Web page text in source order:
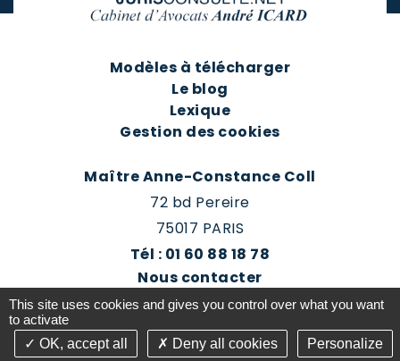
Modèles à télécharger
Le blog
Lexique
Gestion des cookies
Maître Anne-Constance Coll
72 bd Pereire
75017 PARIS
Tél : 01 60 88 18 78
Nous contacter
Prendre rendez-vous
This site uses cookies and gives you control over what you want
to activate
OK, accept all
Deny all cookies Personalize